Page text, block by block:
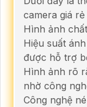
camera giá rẻ
Hình ảnh
Hiệu suất
được hỗ trợ
Hình ảnh rõ
nhờ công
Công nghệ